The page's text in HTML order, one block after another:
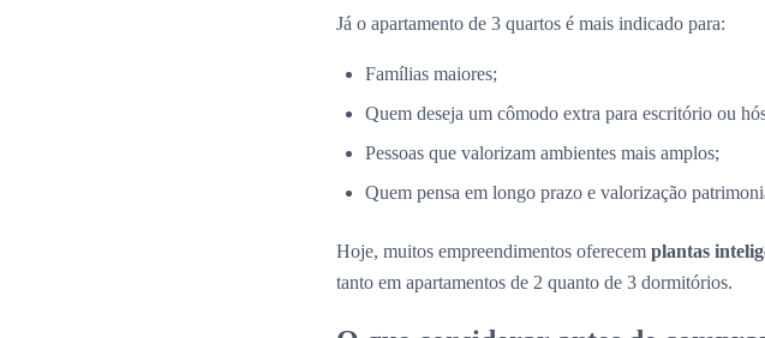
Já o apartamento de 3 quartos é mais indicado para:
Famílias maiores;
Quem deseja um cômodo extra para escritório ou
Pessoas que valorizam ambientes mais amplos;
Quem pensa em longo prazo e valorização
Hoje, muitos empreendimentos oferecem plantas
tanto em apartamentos de 2 quanto de 3 dormitórios.